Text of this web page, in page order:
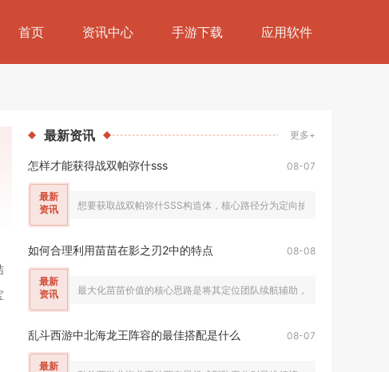
首页 资讯中心 手游下载 应用软件
最新资讯 更多+
怎样才能获得战双帕弥什sss 08-07
最新
资讯
想要获取战双帕弥什SSS构造体，核心路径分为定向抽卡补齐同名本体
如何合理利用苗苗在影之刃2中的特点 08-08
最新
资讯
最大化苗苗价值的核心思路是将其定位团队续航辅助，依托独有的全队
乱斗西游中北海龙王阵容的最佳搭配是什么 08-07
最新